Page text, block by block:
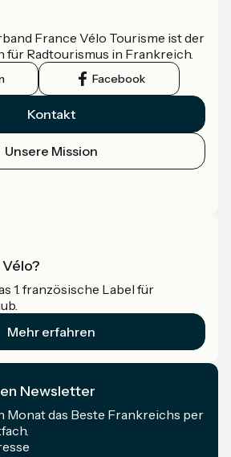
France Vélo Tourisme ist der
für Radtourismus in Frankreich.
Facebook
Kontakt
Unsere Mission
Vélo?
1. französische Label für
Mehr erfahren
Newsletter
Monat das Beste Frankreichs per